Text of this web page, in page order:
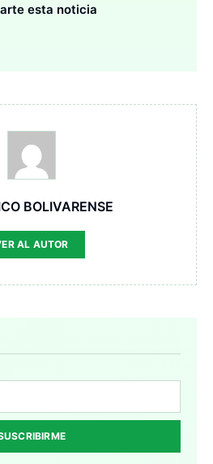
esta noticia
BOLIVARENSE
AL AUTOR